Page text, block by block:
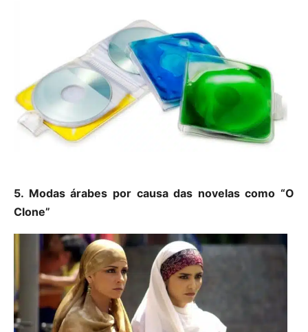
5. Modas árabes por causa das novelas como “O
Clone”